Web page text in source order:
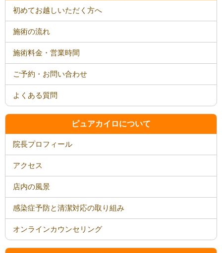
初めてお越しいただく方へ
施術の流れ
施術料金・営業時間
ご予約・お問い合わせ
よくある質問
ピュアカイロについて
院長プロフィール
アクセス
店内の風景
感染症予防と清潔対応の取り組み
オンラインカウンセリング